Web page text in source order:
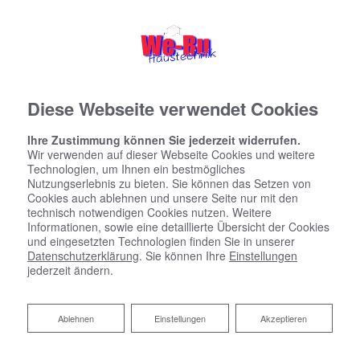
Sanitärplanung und -installation
Diese Webseite verwendet Cookies
Ihre Zustimmung können Sie jederzeit widerrufen.
Wir verwenden auf dieser Webseite Cookies und weitere
Technologien, um Ihnen ein bestmögliches
Nutzungserlebnis zu bieten. Sie können das Setzen von
Cookies auch ablehnen und unsere Seite nur mit den
technisch notwendigen Cookies nutzen. Weitere
Informationen, sowie eine detaillierte Übersicht der Cookies
und eingesetzten Technologien finden Sie in unserer
Datenschutzerklärung. Sie können Ihre Einstellungen
jederzeit ändern.
Akzeptieren
Einstellungen
Ablehnen
Ablehnen